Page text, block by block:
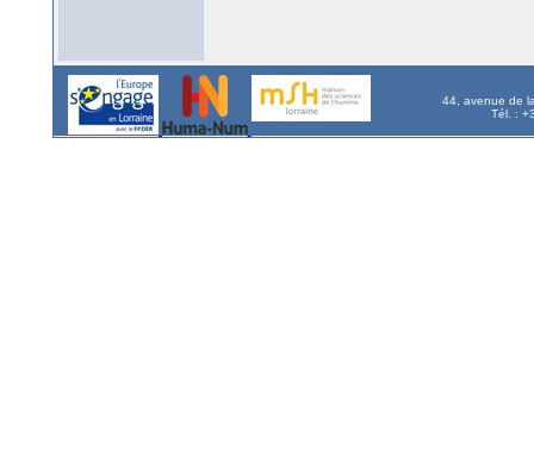
44, avenue de
Tél. :